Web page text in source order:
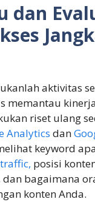
dan
aktivitas
memantau
riset ulang
Analytics dan
keyword
posisi
dan bagaimana
konten Anda.